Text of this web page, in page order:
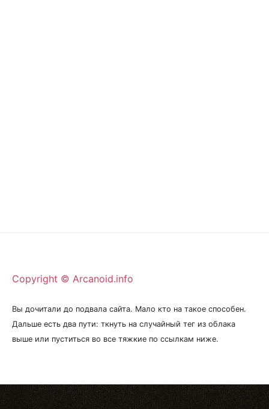
Copyright © Arcanoid.info
Вы дочитали до подвала сайта. Мало кто на такое способен.
Дальше есть два пути: ткнуть на случайный тег из облака
выше или пуститься во все тяжкие по ссылкам ниже.